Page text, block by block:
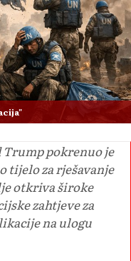
pokrenuo je
tijelo za rješavanje
otkriva široke
zahtjeve za
na ulogu